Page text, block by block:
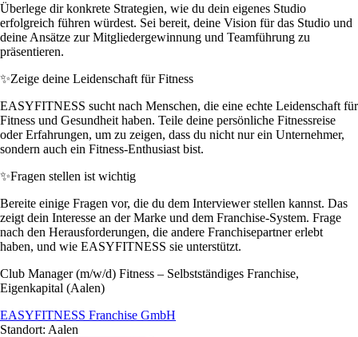
Überlege dir konkrete Strategien, wie du dein eigenes Studio
erfolgreich führen würdest. Sei bereit, deine Vision für das Studio und
deine Ansätze zur Mitgliedergewinnung und Teamführung zu
präsentieren.
✨Zeige deine Leidenschaft für Fitness
EASYFITNESS sucht nach Menschen, die eine echte Leidenschaft für
Fitness und Gesundheit haben. Teile deine persönliche Fitnessreise
oder Erfahrungen, um zu zeigen, dass du nicht nur ein Unternehmer,
sondern auch ein Fitness-Enthusiast bist.
✨Fragen stellen ist wichtig
Bereite einige Fragen vor, die du dem Interviewer stellen kannst. Das
zeigt dein Interesse an der Marke und dem Franchise-System. Frage
nach den Herausforderungen, die andere Franchisepartner erlebt
haben, und wie EASYFITNESS sie unterstützt.
Club Manager (m/w/d) Fitness – Selbstständiges Franchise,
Eigenkapital (Aalen)
EASYFITNESS Franchise GmbH
Standort: Aalen